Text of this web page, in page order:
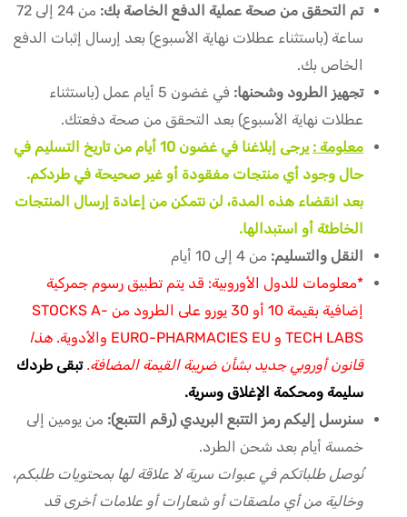
تم التحقق من صحة عملية الدفع الخاصة بك:
من 24 إلى 72
ساعة (باستثناء عطلات نهاية الأسبوع) بعد إرسال إثبات الدفع
الخاص بك.
تجهيز الطرود وشحنها:
في غضون 5 أيام عمل (باستثناء
عطلات نهاية الأسبوع) بعد التحقق من صحة دفعتك.
معلومة :
يرجى إبلاغنا في غضون 10 أيام من تاريخ التسليم في
حال وجود أي منتجات مفقودة أو غير صحيحة في طردكم.
بعد انقضاء هذه المدة، لن نتمكن من إعادة إرسال المنتجات
الخاطئة أو استبدالها.
النقل والتسليم: من 4 إلى 10 أيام
*معلومات للدول الأوروبية: قد يتم تطبيق رسوم جمركية
إضافية بقيمة 10 أو 30 يورو على الطرود من STOCKS A-
TECH LABS و EURO-PHARMACIES EU والأدوية.
هذا
قانون أوروبي جديد بشأن ضريبة القيمة المضافة.تبقى طردك
سليمة ومحكمة الإغلاق وسرية.
سنرسل إليكم رمز التتبع البريدي (رقم التتبع): من يومين إلى
خمسة أيام بعد شحن الطرد.
نُوصل طلباتكم في عبوات سرية لا علاقة لها بمحتويات طلبكم،
وخالية من أي ملصقات أو شعارات أو علامات أخرى قد